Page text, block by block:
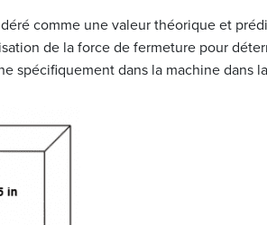
comme une valeur théorique et
de la force de fermeture pour
spécifiquement dans la machine dans